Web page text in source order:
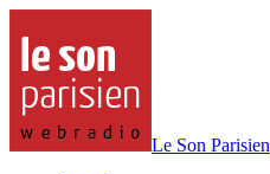
Le Son Parisien